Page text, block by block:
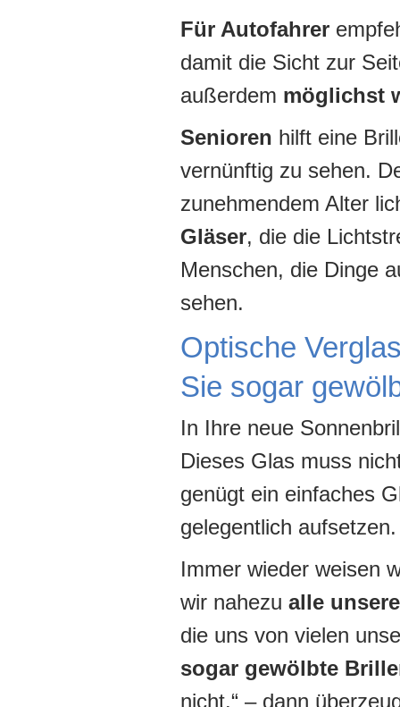
Für Autofahrer
damit die Sicht zur
außerdem möglichst
Senioren hilft eine
vernünftig zu sehen.
zunehmendem Alter
Gläser, die die
Menschen, die Dinge
sehen.
Optische
Sie sogar
In Ihre neue
Dieses Glas muss
genügt ein einfaches
gelegentlich aufsetzen.
Immer wieder weisen
wir nahezu alle
die uns von vielen
sogar gewölbte
nicht.“ – dann